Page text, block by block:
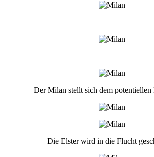
Der Milan stellt sich dem potentiellen
Die Elster wird in die Flucht